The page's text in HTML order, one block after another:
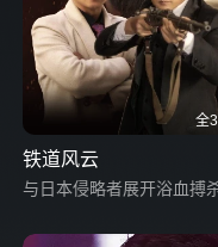
全
铁道风云
与日本侵略者展开浴血搏